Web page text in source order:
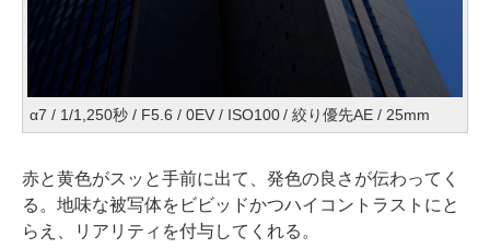
α7 / 1/1,250秒 / F5.6 / 0EV / ISO100 / 絞り優先AE / 25mm
赤と黄色がスッと手前に出て、発色の良さが伝わってく
る。地味な被写体をビビッドかつハイコントラストにと
らえ、リアリティを付与してくれる。